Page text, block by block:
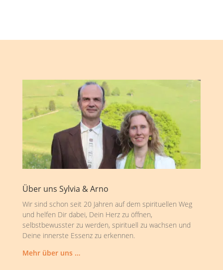
Über uns Sylvia & Arno
Wir sind schon seit 20 Jahren auf dem spirituellen Weg
und helfen Dir dabei, Dein Herz zu öffnen,
selbstbewusster zu werden, spirituell zu wachsen und
Deine innerste Essenz zu erkennen.
Mehr über uns …